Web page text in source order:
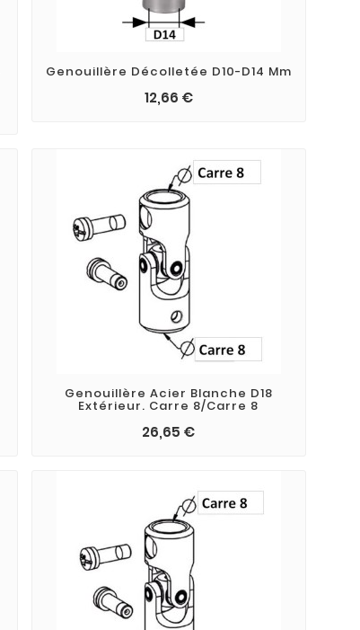
Genouillère Décolletée D10-D14 Mm
12,66 €
Genouillère Acier Blanche D18
Extérieur. Carre 8/Carre 8
26,65 €